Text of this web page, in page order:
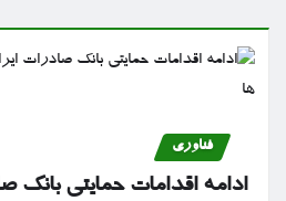
فناوری
ادامه اقدامات حمایتی بانک